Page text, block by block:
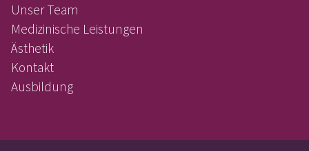
Unser Team
Medizinische Leistungen
Ästhetik
Kontakt
Ausbildung